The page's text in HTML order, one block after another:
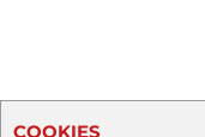
COOKIES